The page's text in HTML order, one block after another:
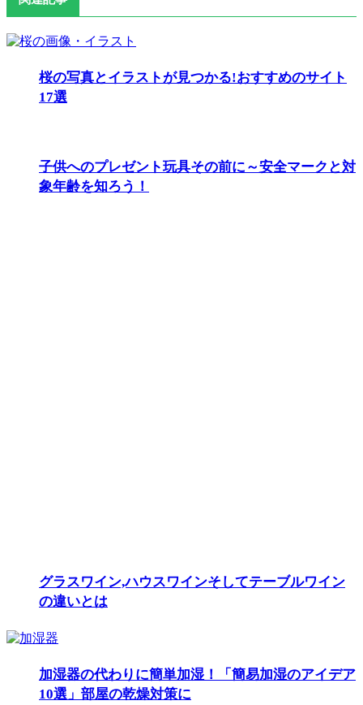
桜の写真とイラストが見つかる!おすすめのサイト
17選
子供へのプレゼント玩具その前に～安全マークと対
象年齢を知ろう！
グラスワイン,ハウスワインそしてテーブルワイン
の違いとは
加湿器の代わりに簡単加湿！「簡易加湿のアイデア
10選」部屋の乾燥対策に